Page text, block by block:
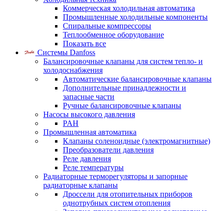
Коммерческая холодильная автоматика
Промышленные холодильные компоненты
Спиральные компрессоры
Теплообменное оборудование
Показать все
Системы Danfoss
Балансировочные клапаны для систем тепло- и
холодоснабжения
Автоматические балансировочные клапаны
Дополнительные принадлежности и
запасные части
Ручные балансировочные клапаны
Насосы высокого давления
PAH
Промышленная автоматика
Клапаны соленоидные (электромагнитные)
Преобразователи давления
Реле давления
Реле температуры
Радиаторные терморегуляторы и запорные
радиаторные клапаны
Дроссели для отопительных приборов
однотрубных систем отопления